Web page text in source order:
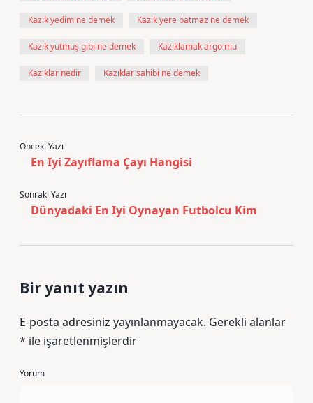
Kazık yedim ne demek Kazık yere batmaz ne demek
Kazık yutmuş gibi ne demek Kazıklamak argo mu
Kazıklar nedir Kazıklar sahibi ne demek
Önceki Yazı
En Iyi Zayıflama Çayı Hangisi
Sonraki Yazı
Dünyadaki En Iyi Oynayan Futbolcu Kim
Bir yanıt yazın
E-posta adresiniz yayınlanmayacak. Gerekli alanlar
* ile işaretlenmişlerdir
Yorum